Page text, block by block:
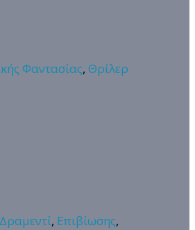
Φαντασίας, Θρίλερ
Δραμεντί, Επιβίωσης,